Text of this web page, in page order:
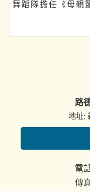
舞蹈隊擔任《母親
路
地址:
電
傳